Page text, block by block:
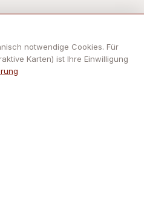
von 07:30 Uhr bis 12:00
Uhr Mittwoch: kein
notwendige Cookies. Für
Karten) ist Ihre Einwilligung